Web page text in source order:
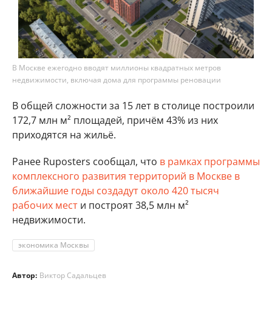
В Москве ежегодно вводят миллионы квадратных метров
недвижимости, включая дома для программы реновации
В общей сложности за 15 лет в столице построили
172,7 млн м² площадей, причём 43% из них
приходятся на жильё.
Ранее Ruposters сообщал, что в рамках программы
комплексного развития территорий в Москве в
ближайшие годы создадут около 420 тысяч
рабочих мест и построят 38,5 млн м²
недвижимости.
экономика Москвы
Автор: Виктор Садальцев